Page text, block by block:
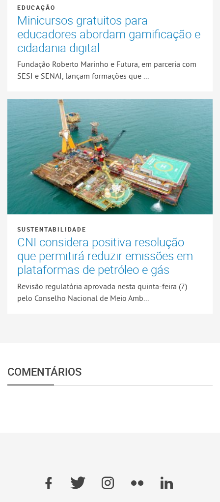
EDUCAÇÃO
Minicursos gratuitos para
educadores abordam gamificação e
cidadania digital
Fundação Roberto Marinho e Futura, em parceria com
SESI e SENAI, lançam formações que ...
SUSTENTABILIDADE
CNI considera positiva resolução
que permitirá reduzir emissões em
plataformas de petróleo e gás
Revisão regulatória aprovada nesta quinta-feira (7)
pelo Conselho Nacional de Meio Amb...
COMENTÁRIOS